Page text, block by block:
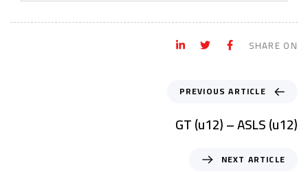
SHARE ON
PREVIOUS ARTICLE
GT (u12) – ASLS (u12)
NEXT ARTICLE